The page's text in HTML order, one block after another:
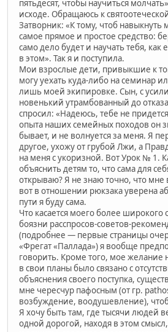
пятьдесят, чтобы научиться
исходе. Обращаюсь к
Затворник: «К тому, чтоб
самое прямое и простое средство:
само дело будет и научать тебя, как
в этом». Так я и поступила.
Мои взрослые дети, привыкшие к
могу уехать куда-либо на семинар
лишь моей экипировке. Сын, с
новенький утрамбованный до
спросил: «Надеюсь, тебе не
опыта наших семейных походов он
бывает, и не волнуется за меня. Я
другое, ухожу от грубой Лжи, а
на меня с укоризной. Вот Урок № 1.
объяснить детям то, что сама для
открываю? Я не знаю точно, что мне
вот в отношении рюкзака уверена
пути я буду сама.
Что касается моего более широкого
боязни расспросов-советов-
(подробнее — первые страницы
«Фрегат «Паллада») я вообще
говорить. Кроме того, мое желание
в свои планы было связано с
объяснения своего поступка,
мне чересчур пафосным (от гр.
возбуждение, воодушевление),
Я хочу быть там, где тысячи людей
одной дорогой, находя в этом